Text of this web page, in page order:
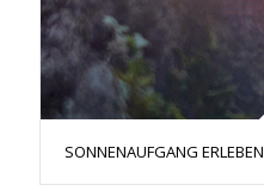
SONNENAUFGANG ERLEBEN